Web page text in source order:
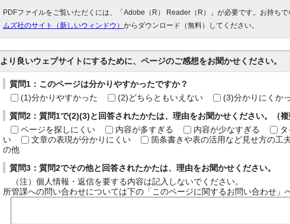
PDFファイルをご覧いただくには、「Adobe（R） Reader（R）」が必要です。お持ちで
ムズ社のサイト（新しいウィンドウ） からダウンロード（無料）してください。
より良いウェブサイトにするために、ページのご感想をお聞かせください。
質問1：このページは分かりやすかったですか？
(1)分かりやすかった
(2)どちらともいえない (3)分かりにくか
質問2：質問1で(2)(3)と回答されたかたは、理由をお聞かせください。（複
ページを探しにくい
内容が多すぎる 内容が少なすぎる
い
文章の表現が分かりにくい 箇条書きや表の活用など見せ方の工
の他
質問3：質問2でその他と回答されたかたは、理由をお聞かせください。
（注）個人情報・返信を要する内容は記入しないでください。
所管課への問い合わせについては下の「このページに関するお問い合わせ」